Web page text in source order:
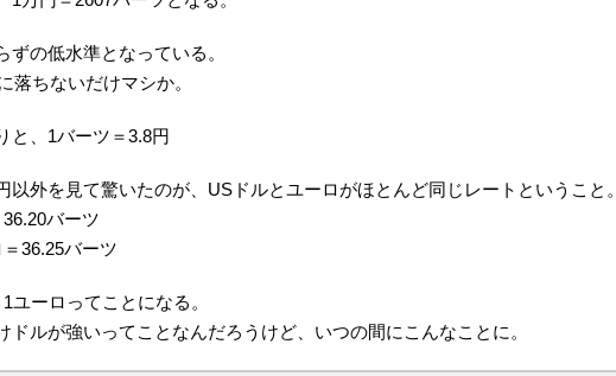
ずの低水準となっている。
落ちないだけマシか。
と、1バーツ＝3.8円
以外を見て驚いたのが、USドルとユーロがほとんど同じレートということ。
バーツ
36.25バーツ
ユーロってことになる。
ドルが強いってことなんだろうけど、いつの間にこんなことに。